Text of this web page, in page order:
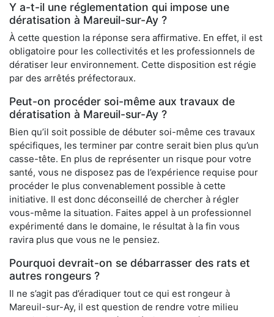
Y a-t-il une réglementation qui impose une
dératisation à Mareuil-sur-Ay ?
À cette question la réponse sera affirmative. En effet, il est
obligatoire pour les collectivités et les professionnels de
dératiser leur environnement. Cette disposition est régie
par des arrêtés préfectoraux.
Peut-on procéder soi-même aux travaux de
dératisation à Mareuil-sur-Ay ?
Bien qu’il soit possible de débuter soi-même ces travaux
spécifiques, les terminer par contre serait bien plus qu’un
casse-tête. En plus de représenter un risque pour votre
santé, vous ne disposez pas de l’expérience requise pour
procéder le plus convenablement possible à cette
initiative. Il est donc déconseillé de chercher à régler
vous-même la situation. Faites appel à un professionnel
expérimenté dans le domaine, le résultat à la fin vous
ravira plus que vous ne le pensiez.
Pourquoi devrait-on se débarrasser des rats et
autres rongeurs ?
Il ne s’agit pas d’éradiquer tout ce qui est rongeur à
Mareuil-sur-Ay, il est question de rendre votre milieu